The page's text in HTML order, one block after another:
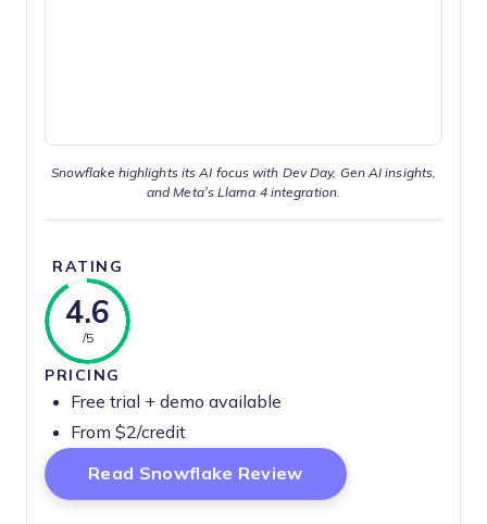
Snowflake highlights its AI focus with Dev Day, Gen AI insights,
and Meta’s Llama 4 integration.
RATING
4.6
/5
PRICING
Free trial + demo available
From $2/credit
Read Snowflake ReviewOpens New Window